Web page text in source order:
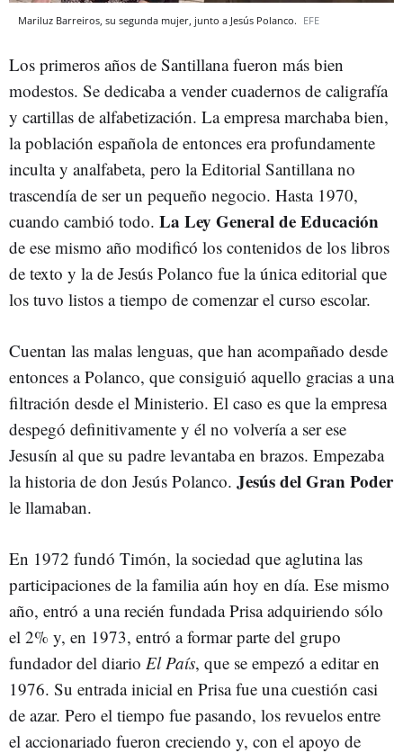
Mariluz Barreiros, su segunda mujer, junto a Jesús Polanco. EFE
Los primeros años de Santillana fueron más bien
modestos. Se dedicaba a vender cuadernos de caligrafía
y cartillas de alfabetización. La empresa marchaba bien,
la población española de entonces era profundamente
inculta y analfabeta, pero la Editorial Santillana no
trascendía de ser un pequeño negocio. Hasta 1970,
cuando cambió todo. La Ley General de Educación
de ese mismo año modificó los contenidos de los libros
de texto y la de Jesús Polanco fue la única editorial que
los tuvo listos a tiempo de comenzar el curso escolar.
Cuentan las malas lenguas, que han acompañado desde
entonces a Polanco, que consiguió aquello gracias a una
filtración desde el Ministerio. El caso es que la empresa
despegó definitivamente y él no volvería a ser ese
Jesusín al que su padre levantaba en brazos. Empezaba
la historia de don Jesús Polanco. Jesús del Gran Poder
le llamaban.
En 1972 fundó Timón, la sociedad que aglutina las
participaciones de la familia aún hoy en día. Ese mismo
año, entró a una recién fundada Prisa adquiriendo sólo
el 2% y, en 1973, entró a formar parte del grupo
fundador del diario El País, que se empezó a editar en
1976. Su entrada inicial en Prisa fue una cuestión casi
de azar. Pero el tiempo fue pasando, los revuelos entre
el accionariado fueron creciendo y, con el apoyo de